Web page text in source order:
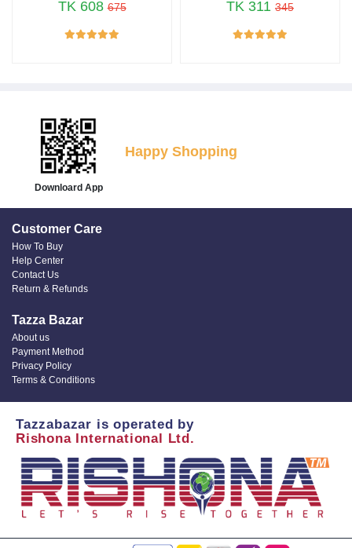
TK 608675 TK 311 345
Downloard App
Happy Shopping
Customer Care
How To Buy
Help Center
Contact Us
Return & Refunds
Tazza Bazar
About us
Payment Method
Privacy Policy
Terms & Conditions
Tazzabazar is operated by
Rishona International Ltd.